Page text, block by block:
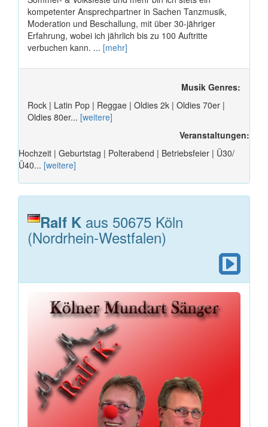
kompetenter Ansprechpartner in Sachen Tanzmusik,
Moderation und Beschallung, mit über 30-jähriger
Erfahrung, wobei ich jährlich bis zu 100 Auftritte
verbuchen kann. ... [mehr]
Musik Genres:
Rock | Latin Pop | Reggae | Oldies 2k | Oldies 70er |
Oldies 80er... [weitere]
Veranstaltungen:
Hochzeit | Geburtstag | Polterabend | Betriebsfeier | Ü30/
Ü40... [weitere]
Ralf K aus 50675 Köln
(Nordrhein-Westfalen)